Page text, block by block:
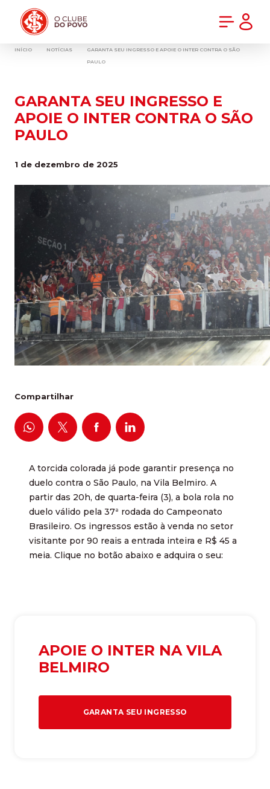
INÍCIO NOTÍCIAS
GARANTA SEU INGRESSO E APOIE O INTER CONTRA O SÃO
PAULO
GARANTA SEU INGRESSO E
APOIE O INTER CONTRA O SÃO
PAULO
1 de dezembro de 2025
Compartilhar
A torcida colorada já pode garantir presença no
duelo contra o São Paulo, na Vila Belmiro. A
partir das 20h, de quarta-feira (3), a bola rola no
duelo válido pela 37ª rodada do Campeonato
Brasileiro. Os ingressos estão à venda no setor
visitante por 90 reais a entrada inteira e R$ 45 a
meia. Clique no botão abaixo e adquira o seu:
APOIE O INTER NA VILA
BELMIRO
GARANTA SEU INGRESSO